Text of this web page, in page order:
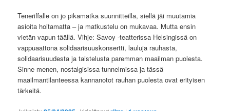
Teneriffalle on jo pikamatka suunnitteilla, siellä jäi muutamia
asioita hoitamatta – ja matkustelu on mukavaa. Mutta ensin
vietän vapun täällä. Vihje: Savoy -teatterissa Helsingissä on
vappuaattona solidaarisuuskonsertti, lauluja rauhasta,
solidaarisuudesta ja taistelusta paremman maailman puolesta.
Sinne menen, nostalgisissa tunnelmissa ja tässä
maailmantilanteessa kannanotot rauhan puolesta ovat erityisen
tärkeitä.